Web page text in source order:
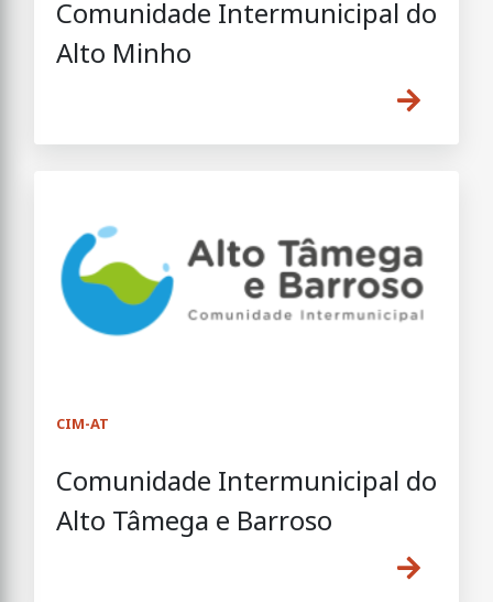
Comunidade Intermunicipal do
Alto Minho
CIM-AT
Comunidade Intermunicipal do
Alto Tâmega e Barroso